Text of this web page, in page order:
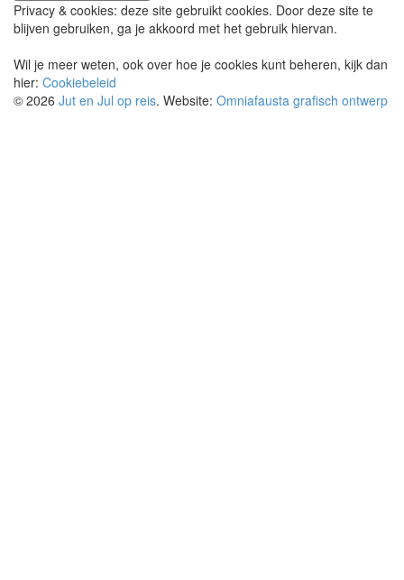
Privacy & cookies: deze site gebruikt cookies. Door deze site te
blijven gebruiken, ga je akkoord met het gebruik hiervan.
Wil je meer weten, ook over hoe je cookies kunt beheren, kijk dan
hier: Cookiebeleid
© 2026 Jut en Jul op reis. Website: Omniafausta grafisch ontwerp